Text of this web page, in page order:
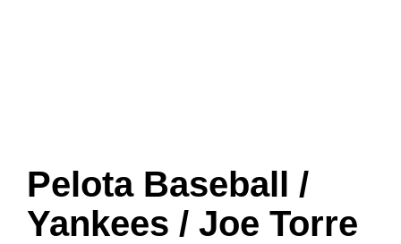
Pelota Baseball /
Yankees / Joe Torre